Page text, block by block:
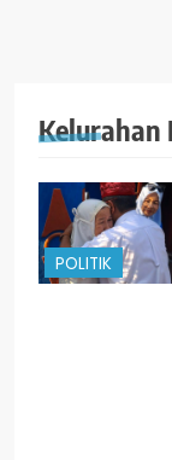
Kelurahan
POLITIK